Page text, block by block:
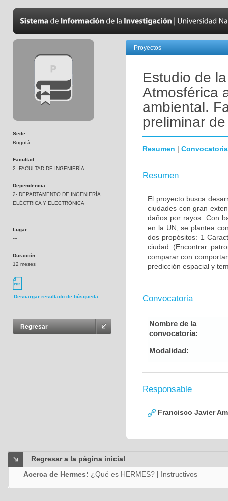
Sede:
Bogotá
Facultad:
2- FACULTAD DE INGENIERÍA
Dependencia:
2- DEPARTAMENTO DE INGENIERÍA
ELÉCTRICA Y ELECTRÓNICA
Lugar:
---
Duración:
12 meses
Descargar resultado de búsqueda
Regresar
Proyectos
Estudio de
Atmosférica
ambiental.
preliminar
Resumen | Convocatoria
Resumen
El proyecto busca
ciudades con gran
daños por rayos. Con
en la UN, se plantea
dos propósitos: 1
ciudad (Encontrar
comparar con
predicción espacial y
Convocatoria
Nombre de la
convocatoria:
Modalidad:
Responsable
Francisco Javier
Regresar a la página inicial
Acerca de Hermes: ¿Qué es HERMES? | Instructivos